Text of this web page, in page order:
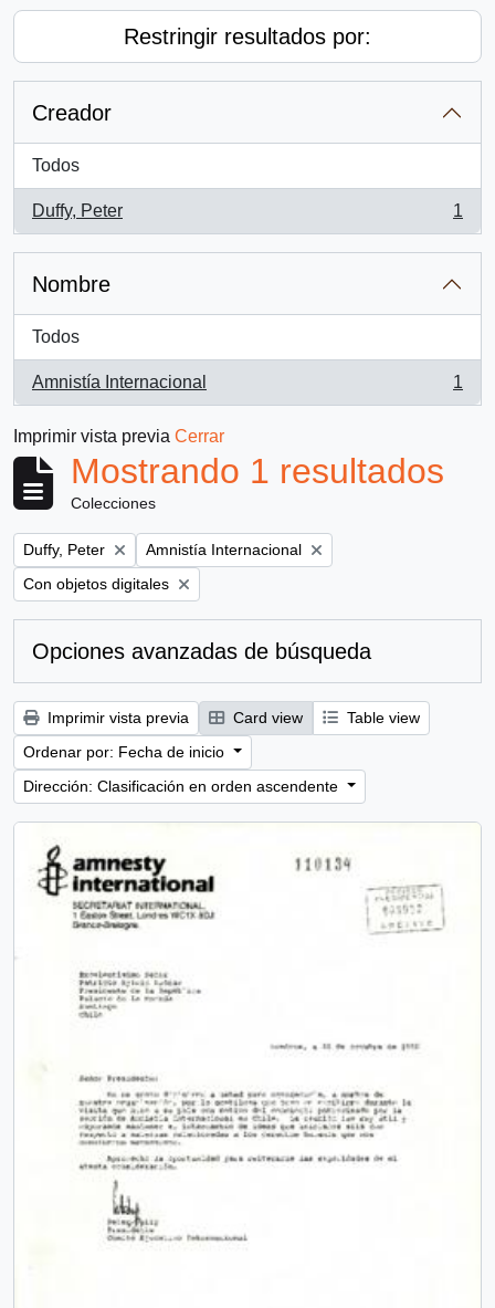
Restringir resultados por:
Creador
Todos
Duffy, Peter
, 1 resultados
1
Nombre
Todos
Amnistía Internacional
, 1 resultados
1
Imprimir vista previa Cerrar
Mostrando 1 resultados
Colecciones
Remove filter:
Duffy, Peter Remove filter:
Amnistía Internacional
Remove filter:
Con objetos digitales
Opciones avanzadas de búsqueda
Imprimir vista previa Card view
Table view
Ordenar por: Fecha de inicio
Dirección: Clasificación en orden ascendente